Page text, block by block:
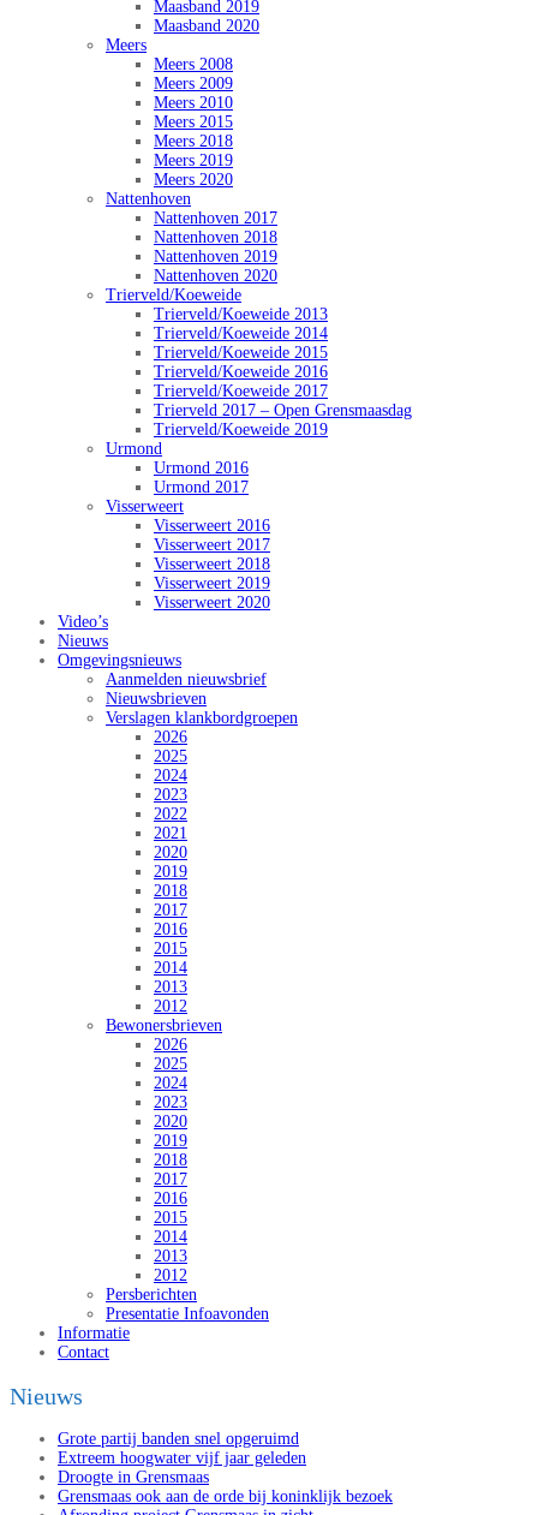
Maasband 2019
Maasband 2020
Meers
Meers 2008
Meers 2009
Meers 2010
Meers 2015
Meers 2018
Meers 2019
Meers 2020
Nattenhoven
Nattenhoven 2017
Nattenhoven 2018
Nattenhoven 2019
Nattenhoven 2020
Trierveld/Koeweide
Trierveld/Koeweide 2013
Trierveld/Koeweide 2014
Trierveld/Koeweide 2015
Trierveld/Koeweide 2016
Trierveld/Koeweide 2017
Trierveld 2017 – Open Grensmaasdag
Trierveld/Koeweide 2019
Urmond
Urmond 2016
Urmond 2017
Visserweert
Visserweert 2016
Visserweert 2017
Visserweert 2018
Visserweert 2019
Visserweert 2020
Video’s
Nieuws
Omgevingsnieuws
Aanmelden nieuwsbrief
Nieuwsbrieven
Verslagen klankbordgroepen
2026
2025
2024
2023
2022
2021
2020
2019
2018
2017
2016
2015
2014
2013
2012
Bewonersbrieven
2026
2025
2024
2023
2020
2019
2018
2017
2016
2015
2014
2013
2012
Persberichten
Presentatie Infoavonden
Informatie
Contact
Nieuws
Grote partij banden snel opgeruimd
Extreem hoogwater vijf jaar geleden
Droogte in Grensmaas
Grensmaas ook aan de orde bij koninklijk bezoek